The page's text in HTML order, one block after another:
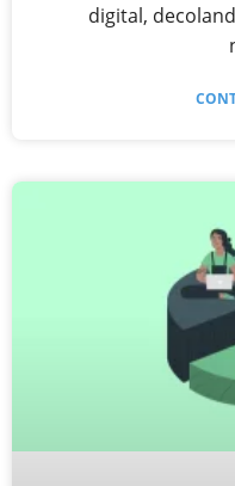
digital,